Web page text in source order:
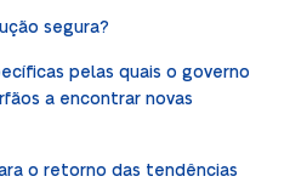
segura?
pelas quais o governo
a encontrar novas
o retorno das tendências